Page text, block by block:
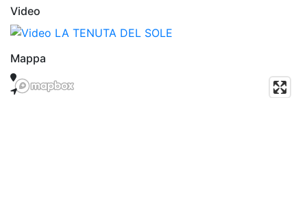
Video
Mappa